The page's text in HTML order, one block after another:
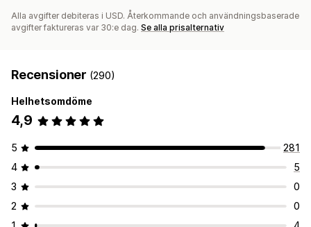
Alla avgifter debiteras i USD. Återkommande och användningsbaserade
avgifter faktureras var 30:e dag. Se alla prisalternativ
Recensioner (290)
Helhetsomdöme
4,9
5
281
4
5
3
0
2
0